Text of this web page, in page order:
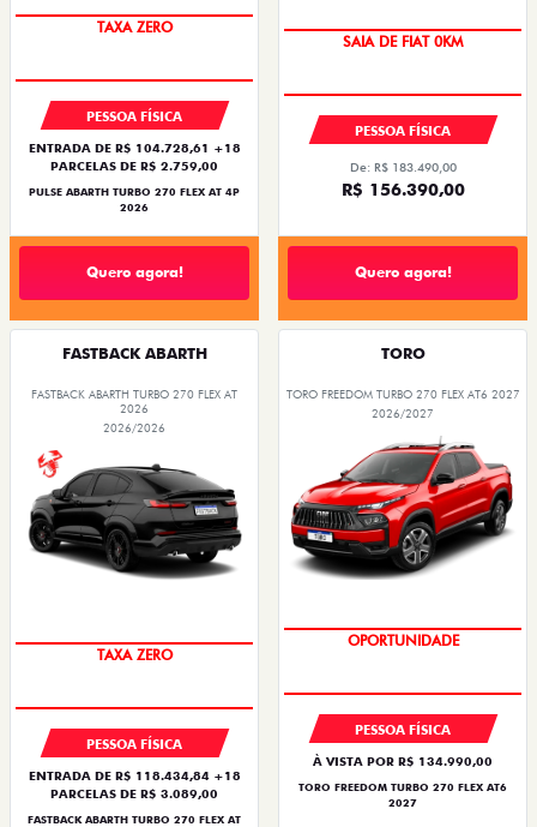
SAIA DE FIAT 0KM
PESSOA FÍSICA
ENTRADA DE R$ 104.728,61 +18
PARCELAS DE R$ 2.759,00
PULSE ABARTH TURBO 270 FLEX AT 4P
2026
Quero agora!
PREÇO IMPERDÍVEL
PESSOA FÍSICA
De: R$ 183.490,00
R$ 156.390,00
Quero agora!
FASTBACK ABARTH
FASTBACK ABARTH TURBO 270 FLEX AT
2026
2026/2026
SAIA DE FIAT 0KM
PESSOA FÍSICA
ENTRADA DE R$ 118.434,84 +18
PARCELAS DE R$ 3.089,00
FASTBACK ABARTH TURBO 270 FLEX AT
TORO
TORO FREEDOM TURBO 270 FLEX AT6 2027
2026/2027
SUPERVALORIZAÇÃO DO USADO
PESSOA FÍSICA
À VISTA POR R$ 134.990,00
TORO FREEDOM TURBO 270 FLEX AT6
2027